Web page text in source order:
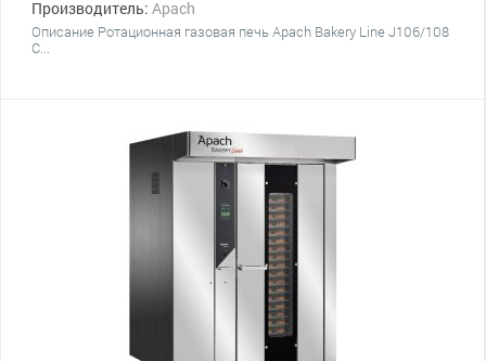
Производитель: Apach
Описание Ротационная газовая печь Apach Bakery Line J106/108
С...